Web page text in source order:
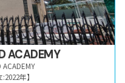
ACADEMY
ACADEMY
:2022年】